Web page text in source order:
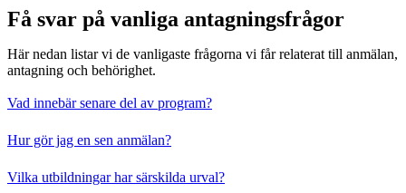
Få svar på vanliga antagningsfrågor
Här nedan listar vi de vanligaste frågorna vi får relaterat till anmälan,
antagning och behörighet.
Vad innebär senare del av program?
Hur gör jag en sen anmälan?
Vilka utbildningar har särskilda urval?